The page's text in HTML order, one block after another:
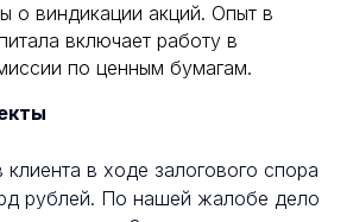
о виндикации акций. Опыт в
включает работу в
по ценным бумагам.
клиента в ходе залогового спора
рублей. По нашей жалобе дело